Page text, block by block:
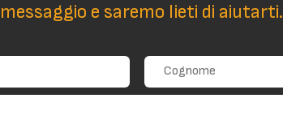
e saremo lieti di aiutarti.